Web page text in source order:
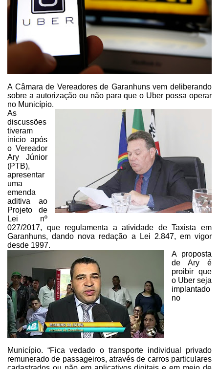
A Câmara de Vereadores de Garanhuns vem deliberando
sobre a autorizaçãoou não para que o Uber possa operar
no Município.
As
discussões
tiveram
inicio após
o Vereador
Ary Júnior
(PTB),
apresentar
uma
emenda
aditiva ao
Projeto de
Lei nº
027/2017, que regulamenta aatividade de Taxista em
Garanhuns, dando nova redação a Lei 2.847, emvigor
desde 1997.
A proposta
de Ary é
proibir que
o Uber seja
implantado
no
Município. “Fica vedado o transporte individual privado
remunerado de passageiros, através de carros particulares